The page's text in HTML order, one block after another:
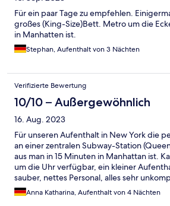
Für ein paar Tage zu empfehlen.
großes (King-Size)Bett. Metro um die
in Manhatten ist.
Stephan, Aufenthalt von 3 Nächten
Verifizierte Bewertung
10/10 – Außergewöhnlich
16. Aug. 2023
Für unseren Aufenthalt in New York die
an einer zentralen Subway-Station
aus man in 15 Minuten in Manhattan ist.
um die Uhr verfügbar, ein kleiner
sauber, nettes Personal, alles sehr
wiederkommen :)
Anna Katharina, Aufenthalt von 4 Nächten